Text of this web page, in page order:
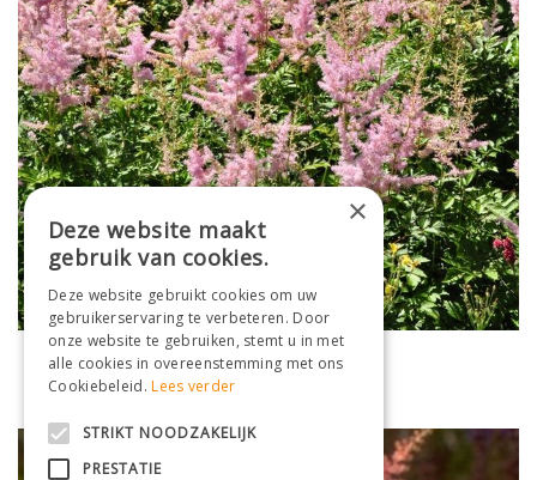
Spirea
Astilbe 'Venus'
×
Deze website maakt
gebruik van cookies.
Deze website gebruikt cookies om uw
gebruikerservaring te verbeteren. Door
onze website te gebruiken, stemt u in met
alle cookies in overeenstemming met ons
Cookiebeleid.Lees verder
STRIKT NOODZAKELIJK
PRESTATIE